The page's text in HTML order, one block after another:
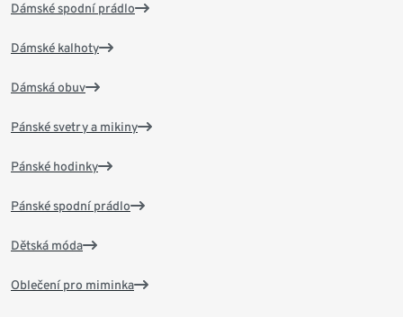
Dámské spodní prádlo
Dámské kalhoty
Dámská obuv
Pánské svetry a mikiny
Pánské hodinky
Pánské spodní prádlo
Dětská móda
Oblečení pro miminka